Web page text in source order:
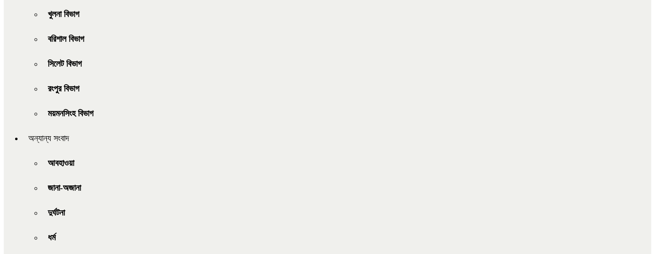
খুলনা বিভাগ
বরিশাল বিভাগ
সিলেট বিভাগ
রংপুর বিভাগ
ময়মনসিংহ বিভাগ
অন্যান্য সংবাদ
আবহাওয়া
জানা-অজানা
দুর্ঘটনা
ধর্ম